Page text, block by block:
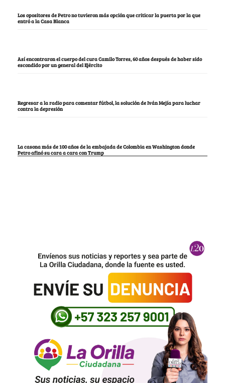
Los opositores de Petro no tuvieron más opción que criticar la puerta por la que
entró a la Casa Blanca
Así encontraron el cuerpo del cura Camilo Torres, 60 años después de haber sido
escondido por un general del Ejército
Regresar a la radio para comentar fútbol, la solución de Iván Mejía para luchar
contra la depresión
La casona más de 100 años de la embajada de Colombia en Washington donde
Petro afinó su cara a cara con Trump